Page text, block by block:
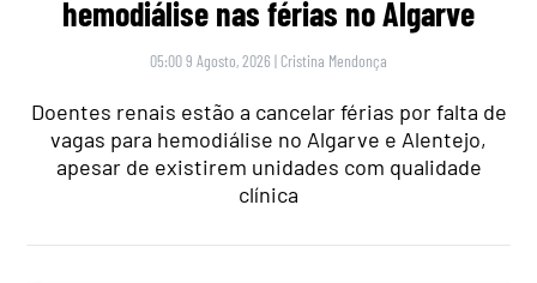
hemodiálise nas férias no Algarve
05:00 9 Agosto, 2026 | Cristina Mendonça
Doentes renais estão a cancelar férias por falta de
vagas para hemodiálise no Algarve e Alentejo,
apesar de existirem unidades com qualidade
clínica